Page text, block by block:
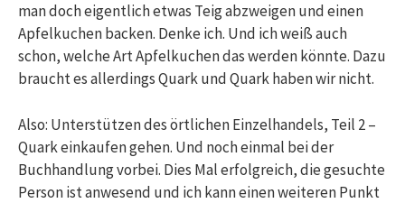
man doch eigentlich etwas Teig abzweigen und einen
Apfelkuchen backen. Denke ich. Und ich weiß auch
schon, welche Art Apfelkuchen das werden könnte. Dazu
braucht es allerdings Quark und Quark haben wir nicht.
Also: Unterstützen des örtlichen Einzelhandels, Teil 2 –
Quark einkaufen gehen. Und noch einmal bei der
Buchhandlung vorbei. Dies Mal erfolgreich, die gesuchte
Person ist anwesend und ich kann einen weiteren Punkt